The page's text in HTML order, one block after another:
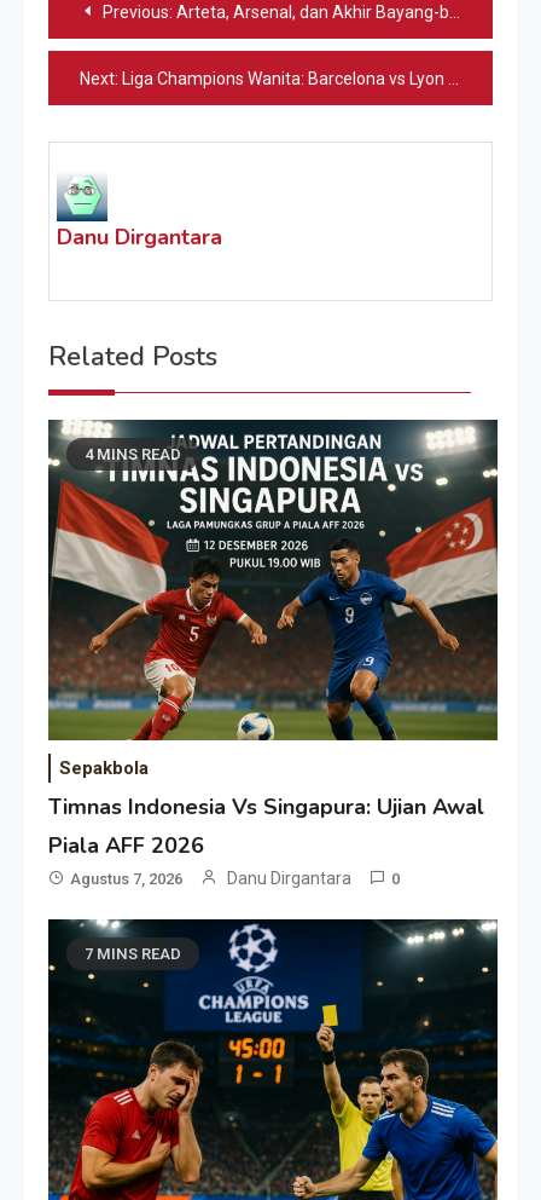
pos
Previous: Arteta, Arsenal, dan Akhir Bayang-bayang Guardiola
Next: Liga Champions Wanita: Barcelona vs Lyon di VISION+
Danu Dirgantara
Related Posts
4 MINS READ
Sepakbola
Timnas Indonesia Vs Singapura: Ujian Awal
Piala AFF 2026
Agustus 7, 2026 Danu Dirgantara 0
7 MINS READ